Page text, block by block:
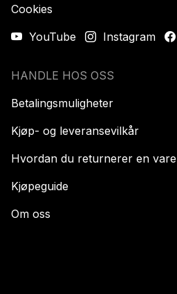
Cookies
YouTube
Instagram
HANDLE HOS OSS
Betalingsmuligheter
Kjøp- og leveransevilkår
Hvordan du returnerer en vare
Kjøpeguide
Om oss